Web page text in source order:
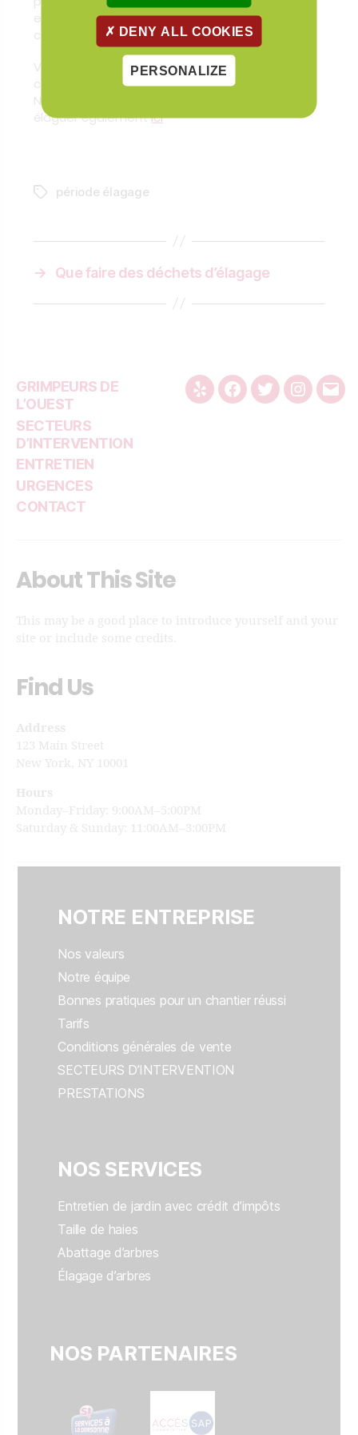
en cas de chaleur la récupération est plus
compliquée.
Vous avez des questions? souhaitez un devis?
contactez nousici
Notre fournisseur vous en dit plus sur quand
élaguer égalementici
Étiquettes
période élagage
→ Que faire des déchets d’élagage
GRIMPEURS DE
L’OUEST
SECTEURS
D’INTERVENTION
ENTRETIEN
URGENCES
CONTACT
Yelp Facebook
Twitter
About This Site
Find Us
NOTRE ENTREPRISE
Nos valeurs
Notre équipe
Bonnes pratiques pour un chantier réussi
Tarifs
Conditions générales de vente
SECTEURS D’INTERVENTION
PRESTATIONS
NOS SERVICES
Entretien de jardin avec crédit d’impôts
Taille de haies
Abattage d’arbres
Élagage d’arbres
NOS PARTENAIRES
DENY ALL COOKIES
PERSONALIZE